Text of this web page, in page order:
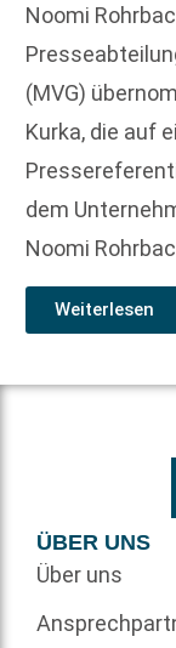
Noomi
(MVG)
Kurka, die auf
dem
Noomi
Weiterlesen
ÜBER UNS
Über uns